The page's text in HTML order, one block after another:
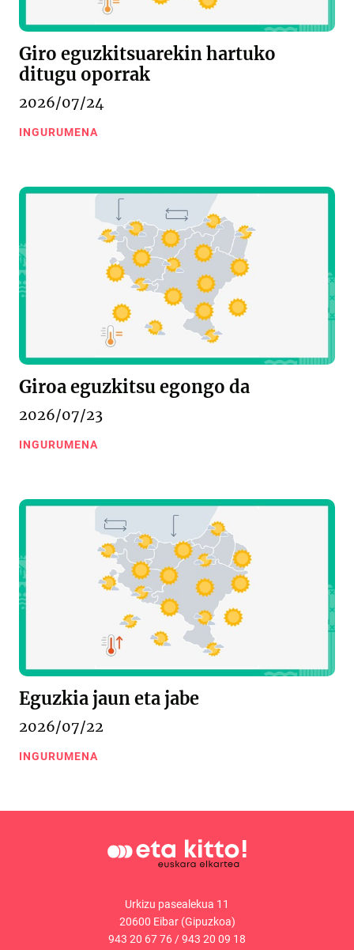
Giro eguzkitsuarekin hartuko
ditugu oporrak
2026/07/24
INGURUMENA
Giroa eguzkitsu egongo da
2026/07/23
INGURUMENA
Eguzkia jaun eta jabe
2026/07/22
INGURUMENA
Urkizu pasealekua 11
20600 Eibar (Gipuzkoa)
943 20 67 76 /943 20 09 18